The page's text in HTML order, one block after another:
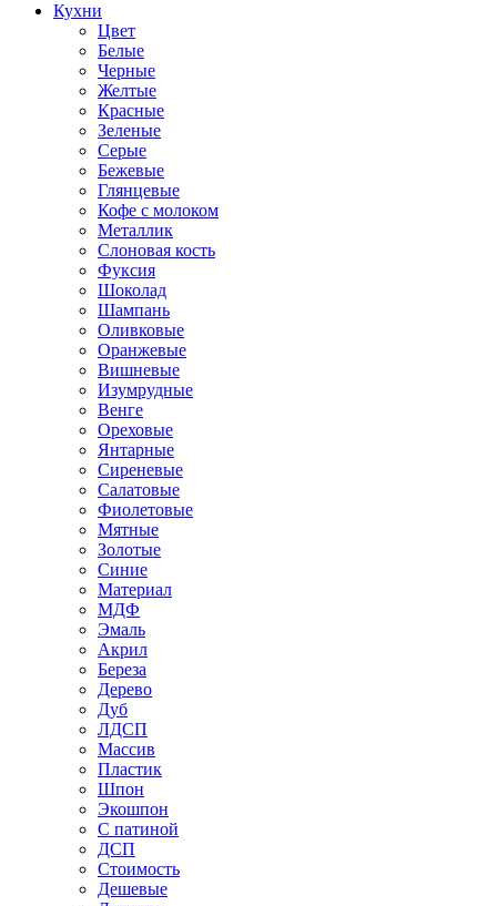
Кухни
Цвет
Белые
Черные
Желтые
Красные
Зеленые
Серые
Бежевые
Глянцевые
Кофе с молоком
Металлик
Слоновая кость
Фуксия
Шоколад
Шампань
Оливковые
Оранжевые
Вишневые
Изумрудные
Венге
Ореховые
Янтарные
Сиреневые
Салатовые
Фиолетовые
Мятные
Золотые
Синие
Материал
МДФ
Эмаль
Акрил
Береза
Дерево
Дуб
ЛДСП
Массив
Пластик
Шпон
Экошпон
С патиной
ДСП
Стоимость
Дешевые